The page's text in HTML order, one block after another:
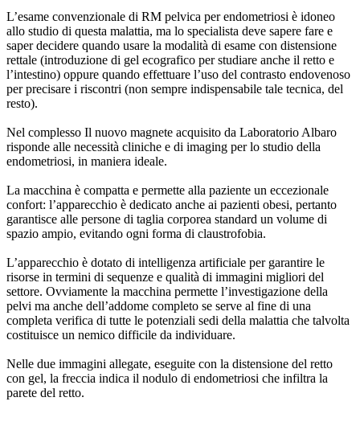
L’esame convenzionale di RM pelvica per endometriosi è idoneo
allo studio di questa malattia, ma lo specialista deve sapere fare e
saper decidere quando usare la modalità di esame con distensione
rettale (introduzione di gel ecografico per studiare anche il retto e
l’intestino) oppure quando effettuare l’uso del contrasto endovenoso
per precisare i riscontri (non sempre indispensabile tale tecnica, del
resto).
Nel complesso Il nuovo magnete acquisito da Laboratorio Albaro
risponde alle necessità cliniche e di imaging per lo studio della
endometriosi, in maniera ideale.
La macchina è compatta e permette alla paziente un eccezionale
confort: l’apparecchio è dedicato anche ai pazienti obesi, pertanto
garantisce alle persone di taglia corporea standard un volume di
spazio ampio, evitando ogni forma di claustrofobia.
L’apparecchio è dotato di intelligenza artificiale per garantire le
risorse in termini di sequenze e qualità di immagini migliori del
settore. Ovviamente la macchina permette l’investigazione della
pelvi ma anche dell’addome completo se serve al fine di una
completa verifica di tutte le potenziali sedi della malattia che talvolta
costituisce un nemico difficile da individuare.
Nelle due immagini allegate, eseguite con la distensione del retto
con gel, la freccia indica il nodulo di endometriosi che infiltra la
parete del retto.